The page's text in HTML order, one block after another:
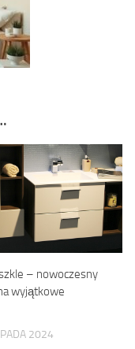
– nowoczesny
wyjątkowe
2024